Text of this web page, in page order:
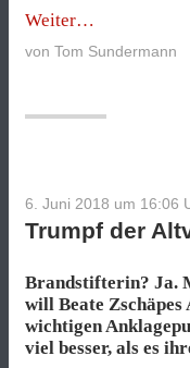
Weiter„430.
–
von Tom Sundermann
6. Juni 2018 um 16:06
Trumpf der
Brandstifterin? Ja.
will Beate
wichtigen
viel besser, als es